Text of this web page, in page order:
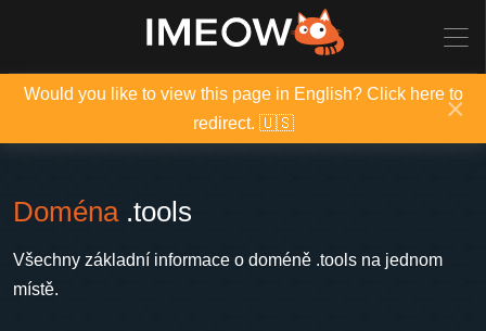
Would you like to view this page in English? Click here to
redirect. 🇺🇸
×
Doména.tools
Všechny základní informace o doméně .tools na jednom
místě.